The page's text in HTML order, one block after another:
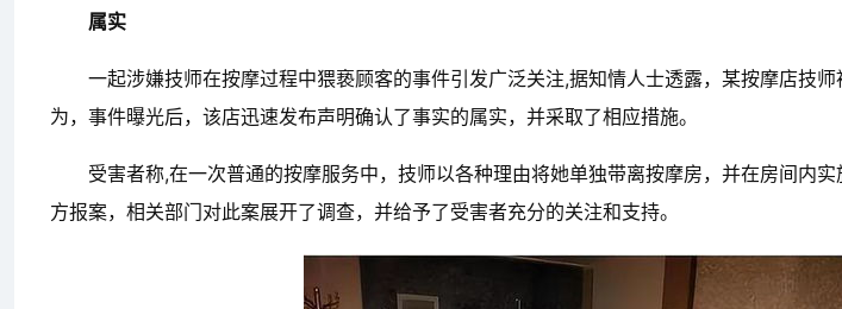
属实
一起涉嫌技师在按摩过程中猥亵顾客的事件引发广泛关注,据知情人士透露，某按摩店技
为，事件曝光后，该店迅速发布声明确认了事实的属实，并采取了相应措施。
受害者称,在一次普通的按摩服务中，技师以各种理由将她单独带离按摩房，并在房间内
方报案，相关部门对此案展开了调查，并给予了受害者充分的关注和支持。